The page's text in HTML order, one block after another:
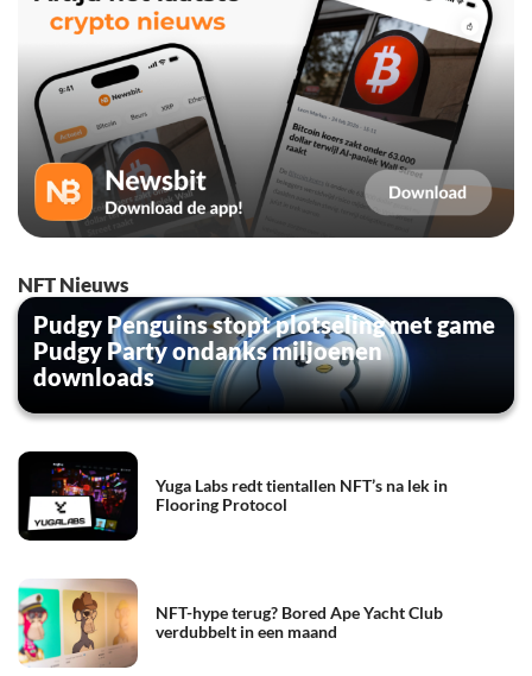
NFT Nieuws
Pudgy Penguins stopt plotseling met game
Pudgy Party ondanks miljoenen
downloads
Yuga Labs redt tientallen NFT’s na lek in
Flooring Protocol
NFT-hype terug? Bored Ape Yacht Club
verdubbelt in een maand